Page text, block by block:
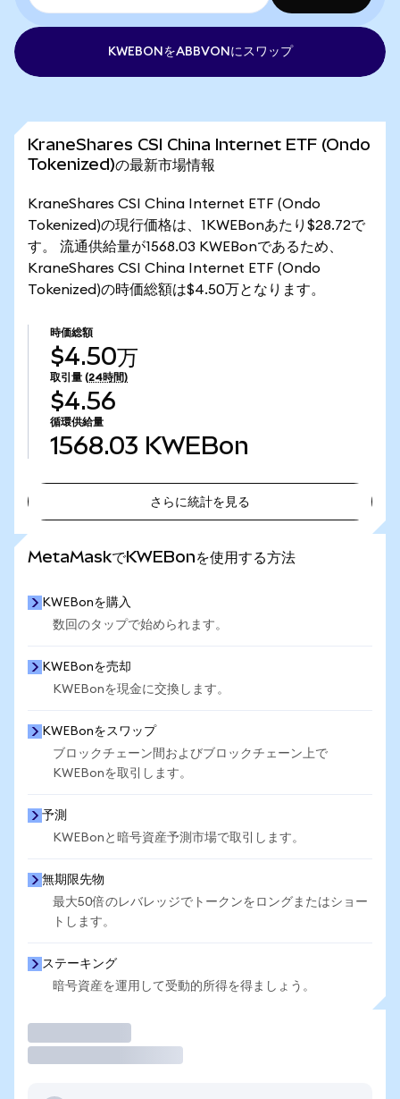
KWEBONをABBVONにスワップ
KraneShares CSI China Internet ETF (Ondo
Tokenized)の最新市場情報
KraneShares CSI China Internet ETF (Ondo
Tokenized)の現行価格は、1KWEBonあたり$28.72で
す。 流通供給量が1568.03 KWEBonであるため、
KraneShares CSI China Internet ETF (Ondo
Tokenized)の時価総額は$4.50万となります。
時価総額
$4.50万
取引量 (24時間)
$4.56
循環供給量
1568.03 KWEBon
さらに統計を見る
MetaMaskでKWEBonを使用する方法
KWEBonを購入
数回のタップで始められます。
KWEBonを売却
KWEBonを現金に交換します。
KWEBonをスワップ
ブロックチェーン間およびブロックチェーン上で
KWEBonを取引します。
予測
KWEBonと暗号資産予測市場で取引します。
無期限先物
最大50倍のレバレッジでトークンをロングまたはショー
トします。
ステーキング
暗号資産を運用して受動的所得を得ましょう。